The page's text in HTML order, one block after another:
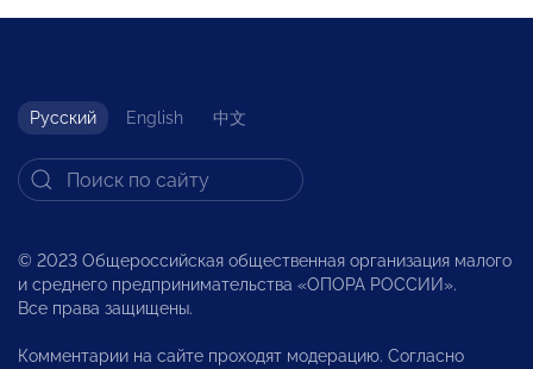
Русский English 中文
© 2023 Общероссийская общественная организация малого
и среднего предпринимательства «ОПОРА РОССИИ».
Все права защищены.
Комментарии на сайте проходят модерацию. Согласно